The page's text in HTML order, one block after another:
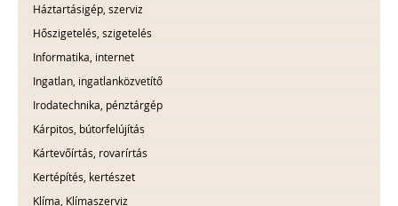
Háztartásigép, szerviz
Hőszigetelés, szigetelés
Informatika, internet
Ingatlan, ingatlanközvetítő
Irodatechnika, pénztárgép
Kárpitos, bútorfelújítás
Kártevőírtás, rovarírtás
Kertépítés, kertészet
Klíma, Klímaszerviz